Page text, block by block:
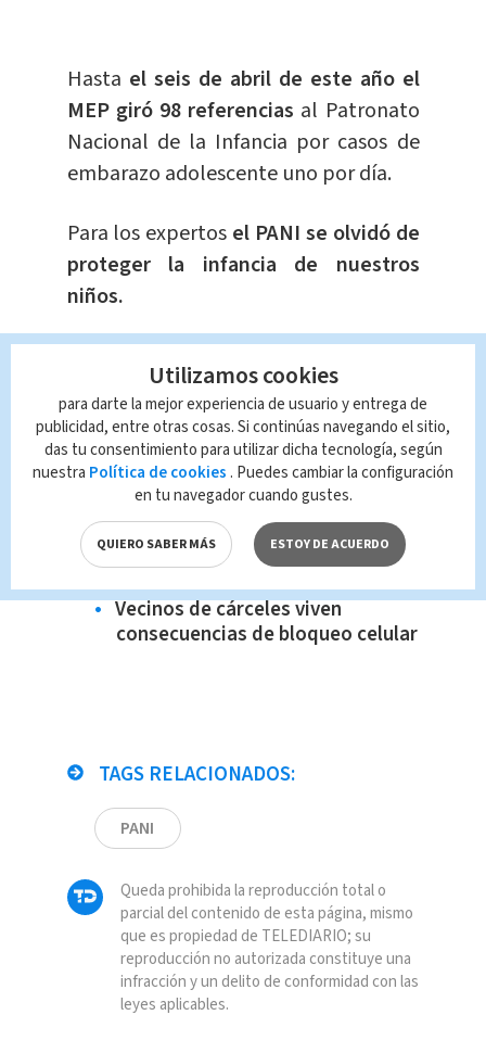
Hasta el seis de abril de este año el
MEP giró 98 referencias al Patronato
Nacional de la Infancia por casos de
embarazo adolescente uno por día.
Para los expertos el PANI se olvidó de
proteger la infancia de nuestros
niños.
Te Recomendamos:
Maíz y soya mantienen en alto
precio costo del huevo (VIDEO)
OIJ allana la casa de abuela de
bebé desaparecida en Cartago
(VIDEO)
Usuarios de autobús de Turrialba
denuncia llantas en pésimas
condiciones
Vecinos de cárceles viven
consecuencias de bloqueo celular
TAGS RELACIONADOS:
PANI
Queda prohibida la reproducción total o
parcial del contenido de esta página, mismo
que es propiedad de TELEDIARIO; su
reproducción no autorizada constituye una
infracción y un delito de conformidad con las
leyes aplicables.
Utilizamos cookies
para darte la mejor experiencia de usuario y entrega de
publicidad, entre otras cosas. Si continúas navegando el sitio,
das tu consentimiento para utilizar dicha tecnología, según
nuestra Política de cookies . Puedes cambiar la configuración
en tu navegador cuando gustes.
QUIERO SABER MÁS ESTOY DE ACUERDO